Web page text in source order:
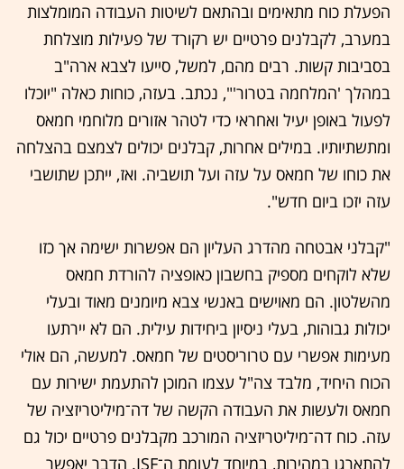
הפעלת כוח מתאימים ובהתאם לשיטות העבודה המומלצות
במערב, לקבלנים פרטיים יש רקורד של פעילות מוצלחת
בסביבות קשות. רבים מהם, למשל, סייעו לצבא ארה"ב
במהלך 'המלחמה בטרור'", נכתב. בעזה, כוחות כאלה "יוכלו
לפעול באופן יעיל ואחראי כדי לטהר אזורים מלוחמי חמאס
ומתשתיותיו. במילים אחרות, קבלנים יכולים לצמצם בהצלחה
את כוחו של חמאס על עזה ועל תושביה. ואז, ייתכן שתושבי
עזה יזכו ביום חדש".
"קבלני אבטחה מהדרג העליון הם אפשרות ישימה אך כזו
שלא לוקחים מספיק בחשבון כאופציה להורדת חמאס
מהשלטון. הם מאוישים באנשי צבא מיומנים מאוד ובעלי
יכולות גבוהות, בעלי ניסיון ביחידות עילית. הם לא יירתעו
מעימות אפשרי עם טרוריסטים של חמאס. למעשה, הם אולי
הכוח היחיד, מלבד צה"ל עצמו המוכן להתעמת ישירות עם
חמאס ולעשות את העבודה הקשה של דה־מיליטריזציה של
עזה. כוח דה־מיליטריזציה המורכב מקבלנים פרטיים יכול גם
להתארגן במהירות, במיוחד לעומת ה־ISF. הדבר יאפשר